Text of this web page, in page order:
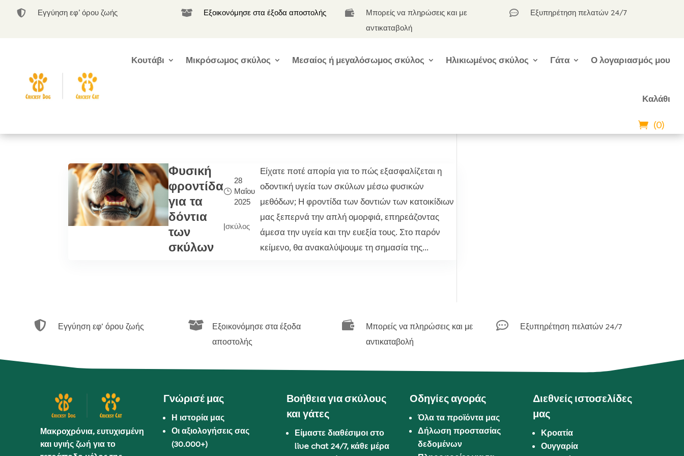
 Εγγύηση εφ’ όρου ζωής  Εξοικονόμησε στα έξοδα αποστολής 
Μπορείς να πληρώσεις και με
αντικαταβολή
 Εξυπηρέτηση πελατών 24/7
Κουτάβι Μικρόσωμος σκύλος Μεσαίος ή μεγαλόσωμος σκύλος Ηλικιωμένος σκύλος Γάτα Ο λογαριασμός μου
Καλάθι
(0)
Φυσική
φροντίδα
για τα
δόντια
των
σκύλων
28
Μαΐου
2025
|σκύλος
Είχατε ποτέ απορία για το πώς εξασφαλίζεται η
οδοντική υγεία των σκύλων μέσω φυσικών
μεθόδων; Η φροντίδα των δοντιών των κατοικίδιων
μας ξεπερνά την απλή ομορφιά, επηρεάζοντας
άμεσα την υγεία και την ευεξία τους. Στο παρόν
κείμενο, θα ανακαλύψουμε τη σημασία της...
 Εγγύηση εφ’ όρου ζωής 
Εξοικονόμησε στα έξοδα
αποστολής

Μπορείς να πληρώσεις και με
αντικαταβολή
 Εξυπηρέτηση πελατών 24/7
Μακροχρόνια, ευτυχισμένη
και υγιής ζωή για το
Γνώρισέ μας
Η ιστορία μας
Οι αξιολογήσεις σας
(30.000+)
Βοήθεια για σκύλους
και γάτες
Είμαστε διαθέσιμοι στο
live chat 24/7, κάθε μέρα
Οδηγίες αγοράς
Όλα τα προϊόντα μας
Δήλωση προστασίας
δεδομένων
Διεθνείς ιστοσελίδες
μας
Κροατία
Ουγγαρία